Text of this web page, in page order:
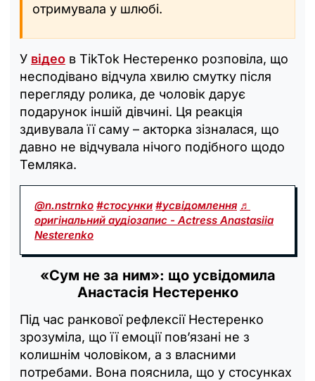
отримувала у шлюбі.
У відео в TikTok Нестеренко розповіла, що
несподівано відчула хвилю смутку після
перегляду ролика, де чоловік дарує
подарунок іншій дівчині. Ця реакція
здивувала її саму – акторка зізналася, що
давно не відчувала нічого подібного щодо
Темляка.
@n.nstrnko #стосунки #усвідомлення ♬
оригінальний аудіозапис - Actress Anastasiia
Nesterenko
«Сум не за ним»: що усвідомила
Анастасія Нестеренко
Під час ранкової рефлексії Нестеренко
зрозуміла, що її емоції пов’язані не з
колишнім чоловіком, а з власними
потребами. Вона пояснила, що у стосунках